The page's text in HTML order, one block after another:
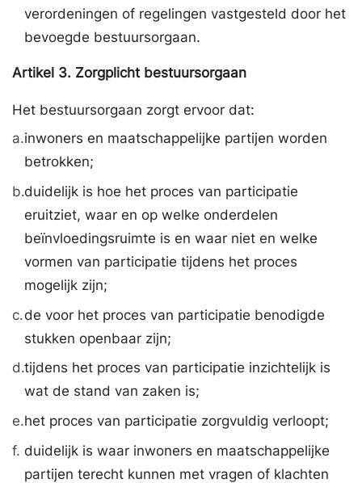
verordeningen of regelingen vastgesteld door het
bevoegde bestuursorgaan.
Artikel 3. Zorgplicht bestuursorgaan
Het bestuursorgaan zorgt ervoor dat:
a.inwoners en maatschappelijke partijen worden
betrokken;
b.duidelijk is hoe het proces van participatie
eruitziet, waar en op welke onderdelen
beïnvloedingsruimte is en waar niet en welke
vormen van participatie tijdens het proces
mogelijk zijn;
c.de voor het proces van participatie benodigde
stukken openbaar zijn;
d.tijdens het proces van participatie inzichtelijk is
wat de stand van zaken is;
e.het proces van participatie zorgvuldig verloopt;
f. duidelijk is waar inwoners en maatschappelijke
partijen terecht kunnen met vragen of klachten